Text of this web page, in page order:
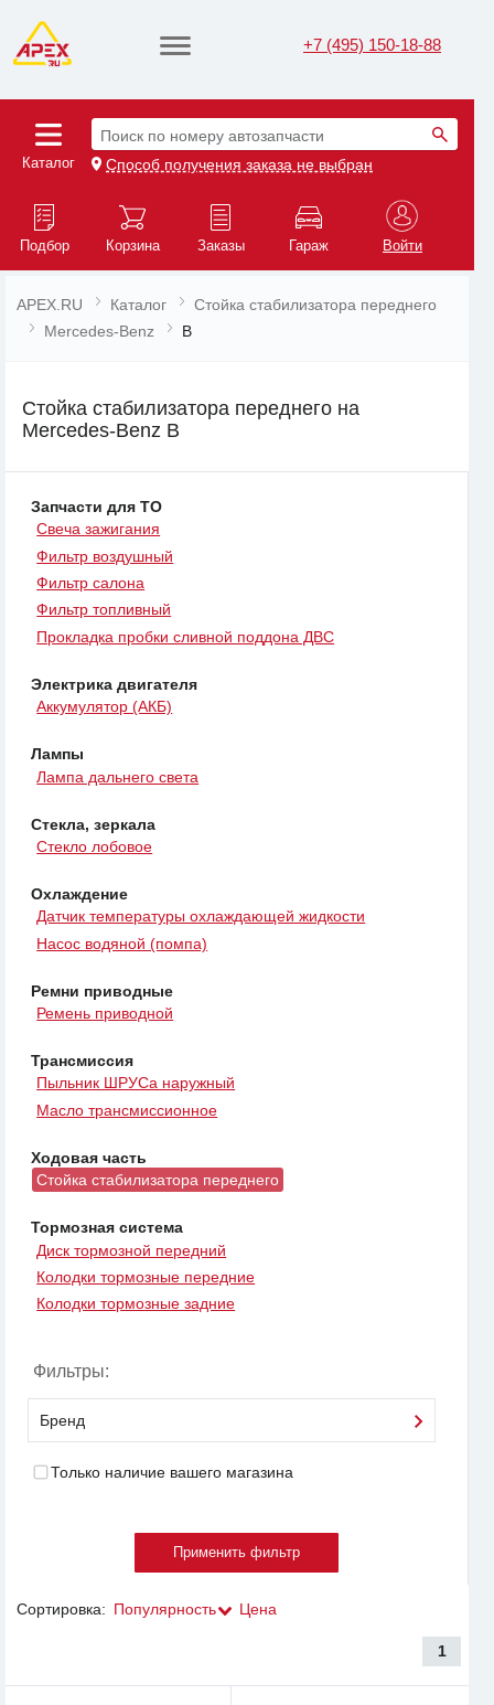
+7 (495) 150-18-88
Каталог
Поиск по номеру автозапчасти
Способ получения заказа не выбран
Подбор Корзина Заказы Гараж Войти
APEX.RU Каталог
Стойка стабилизатора переднего
Mercedes-Benz
B
Стойка стабилизатора переднего на
Mercedes-Benz B
Запчасти для ТО
Свеча зажигания
Фильтр воздушный
Фильтр салона
Фильтр топливный
Прокладка пробки сливной поддона ДВС
Электрика двигателя
Аккумулятор (АКБ)
Лампы
Лампа дальнего света
Стекла, зеркала
Стекло лобовое
Охлаждение
Датчик температуры охлаждающей жидкости
Насос водяной (помпа)
Ремни приводные
Ремень приводной
Трансмиссия
Пыльник ШРУСа наружный
Масло трансмиссионное
Ходовая часть
Стойка стабилизатора переднего
Тормозная система
Диск тормозной передний
Колодки тормозные передние
Колодки тормозные задние
Фильтры:
Бренд
Только наличие вашего магазина
Сортировка: Популярность Цена
1